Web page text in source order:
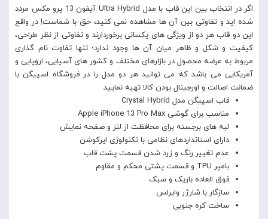
اگر در انتخاب بین این قاب با مدل Ultra Hybrid آیفون 13 پرو مکس مردد
شده اید و تفاوتی بین آن ها مشاهده نمی کنید، حق با شماست! در واقع
این دو قاب هر دو از ویژگی های یکسانی برخوردارند و تفاوتی از نظر طراحی،
کیفیت و شکل و ظاهر میان آن ها وجود ندارد؛ تنها تفاوت نام گذاری
مربوط به عرضه محصول در بازارهای مختلف و کشور های آسیایی، اروپایی و
آمریکایی می باشد که می توانید هر دو مدل را در فروشگاه اسپیگن با
ضمانت اصالت و اورجینال بودن کالا تهیه نمایید
قاب اسپیگن مدل Crystal Hybrid
مناسب برای گوشی Apple iPhone 13 Pro Max
لبه های برجسته برای محافظت از لنز و صفحه نمایش
دارای استانداردهای نظامی با تکنولوژی ایرکوشن
عدم تغییر رنگ و زرد شدن قسمت پشت قاب
بامپر TPU و قسمت پشتی محکم و مقاوم
فوق العاده باریک و سبک
سازگار با شارژر وایرلس
ساخت کره جنوبی